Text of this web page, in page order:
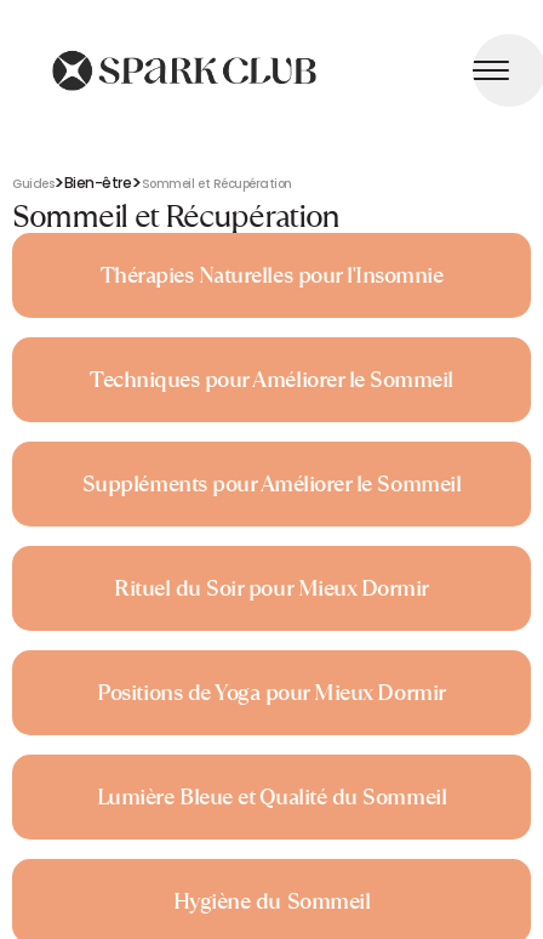
Guides>Bien-être>Sommeil et Récupération
Sommeil et Récupération
Thérapies Naturelles pour l'Insomnie
Techniques pour Améliorer le Sommeil
Suppléments pour Améliorer le Sommeil
Rituel du Soir pour Mieux Dormir
Positions de Yoga pour Mieux Dormir
Lumière Bleue et Qualité du Sommeil
Hygiène du Sommeil